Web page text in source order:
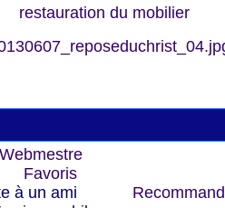
restauration du mobilier
Webmestre
Favoris